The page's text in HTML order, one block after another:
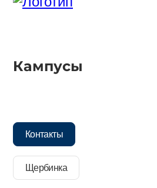
Кампусы
Контакты
Щербинка